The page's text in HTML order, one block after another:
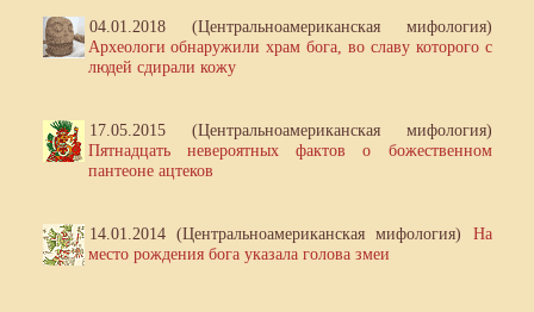
04.01.2018 (Центральноамериканская мифология)
Археологи обнаружили храм бога, во славу которого с
людей сдирали кожу
17.05.2015 (Центральноамериканская мифология)
Пятнадцать невероятных фактов о божественном
пантеоне ацтеков
14.01.2014 (Центральноамериканская мифология) На
место рождения бога указала голова змеи